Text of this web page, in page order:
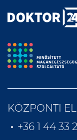
KÖZPONTI
+36 1 44 33